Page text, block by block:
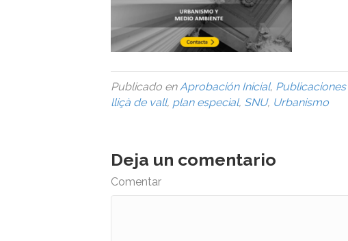
Publicado enAprobación Inicial, Publicaciones
lliçà de vall, plan especial, SNU, Urbanismo
Deja un comentario
Comentar